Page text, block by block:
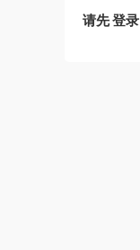
请先登录